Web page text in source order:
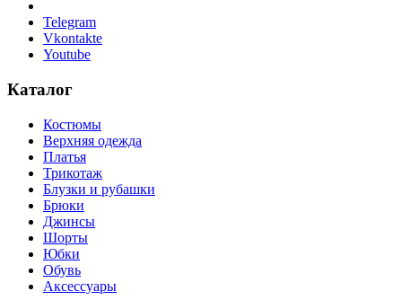
Telegram
Vkontakte
Youtube
Каталог
Костюмы
Верхняя одежда
Платья
Трикотаж
Блузки и рубашки
Брюки
Джинсы
Шорты
Юбки
Обувь
Аксессуары